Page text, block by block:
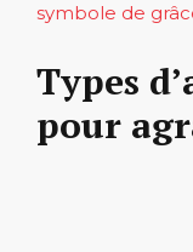
symbole de
Types
pour